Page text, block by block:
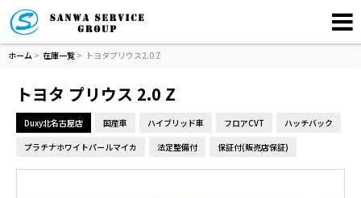
ホーム > 在庫一覧 > トヨタプリウス2.0 Z
トヨタ プリウス 2.0 Z
Duxy北名古屋店 国産車 ハイブリッド車 フロアCVT
ハッチバック
プラチナホワイトパールマイカ
法定整備付 保証付(販売店保証)